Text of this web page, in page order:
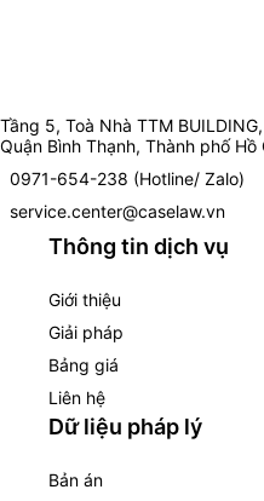
Tầng 5, Toà Nhà TTM
Quận Bình Thạnh, Thành phố Hồ
0971-654-238 (Hotline/ Zalo)
service.center@caselaw.vn
Thông tin dịch vụ
Giới thiệu
Giải pháp
Bảng giá
Liên hệ
Dữ liệu pháp lý
Bản án